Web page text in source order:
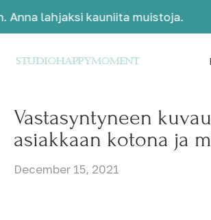
kauniita muistoja.
Vastasyntyneen
asiakkaan kotona ja
December 15, 2021